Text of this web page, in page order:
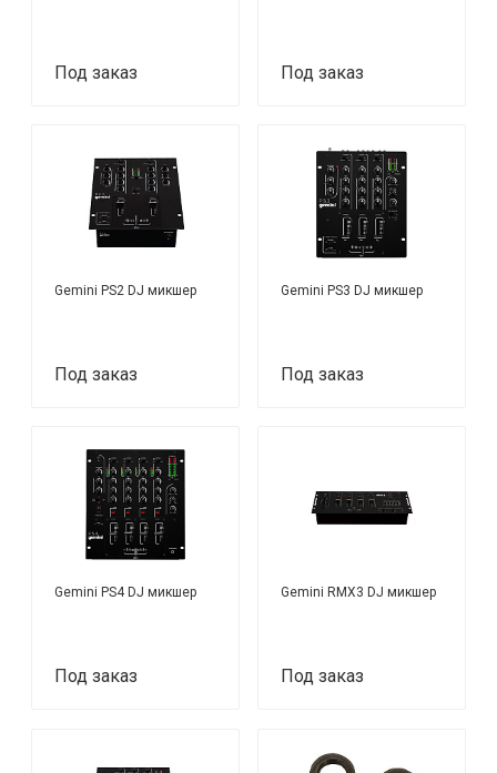
Под заказ Под заказ
Gemini PS2 DJ микшер
Под заказ
Gemini PS3 DJ микшер
Под заказ
Gemini PS4 DJ микшер
Под заказ
Gemini RMX3 DJ микшер
Под заказ